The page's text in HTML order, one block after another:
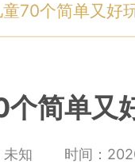
70个简单又好
简单又
未知 时间：